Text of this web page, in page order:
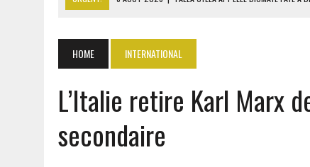
8 AOÛT 2026 | L’ÉCONOMIE AMÉRICAINE PERD DES MILLIERS
8 AOÛT 2026
L’UNIVERSITÉ LIBANAISE FRAGILISÉE PAR LES
HOME INTERNATIONAL
L’Italie retire Karl Marx
secondaire